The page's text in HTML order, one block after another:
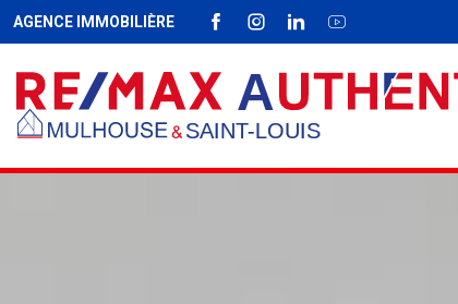
AGENCE IMMOBILIÈRE
FACEBOOK
INSTAGRAM
LINKEDINYOUTUBE